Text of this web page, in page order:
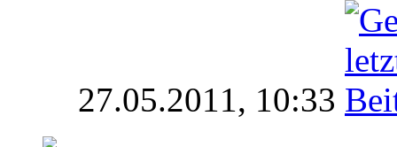
27.05.2011, 10:33